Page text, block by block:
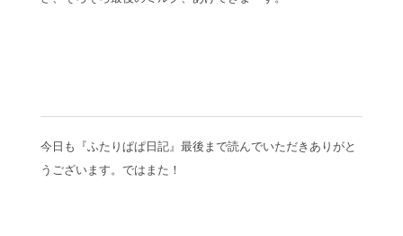
今日も『ふたりぱぱ日記』最後まで読んでいただきありがと
うございます。ではまた！